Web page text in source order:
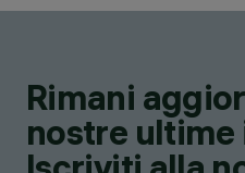
Rimani
nostre